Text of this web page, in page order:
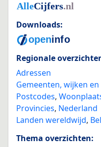
Downloads:
Regionale
Adressen
Gemeenten, wijken
Postcodes,
Provincies, Nederland
Landen wereldwijd,
Thema overzichten: